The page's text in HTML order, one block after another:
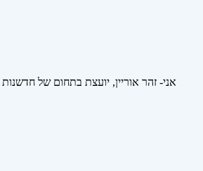
אני- זהר אוריין, יועצת בתחום של